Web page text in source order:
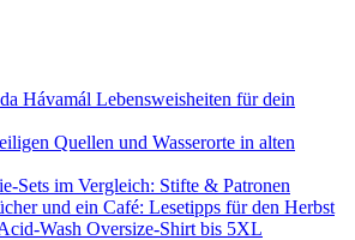
Hávamál Lebensweisheiten für dein
Quellen und Wasserorte in alten
im Vergleich: Stifte & Patronen
und ein Café: Lesetipps für den Herbst
Wash Oversize-Shirt bis 5XL